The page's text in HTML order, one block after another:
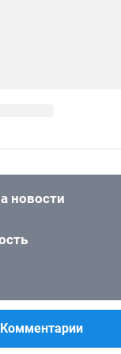
Комментарии